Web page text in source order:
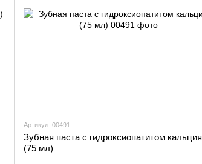
Артикул: 00491
Зубная паста с гидроксиопатитом кальция
(75 мл)